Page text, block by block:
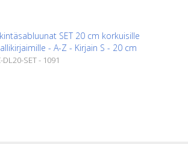
SET 20 cm korkuisille
- A-Z - Kirjain S - 20 cm
DL20-SET - 1091